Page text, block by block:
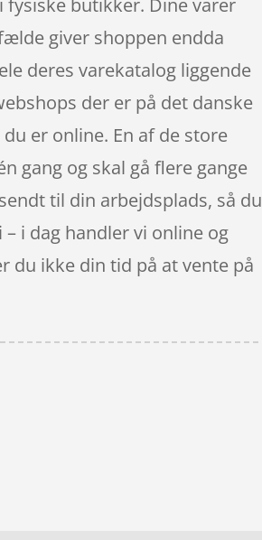
butikker. Dine varer
giver shoppen endda
deres varekatalog liggende
der er på det danske
er online. En af de store
gang og skal gå flere gange
til din arbejdsplads, så du
i dag handler vi online og
du ikke din tid på at vente på